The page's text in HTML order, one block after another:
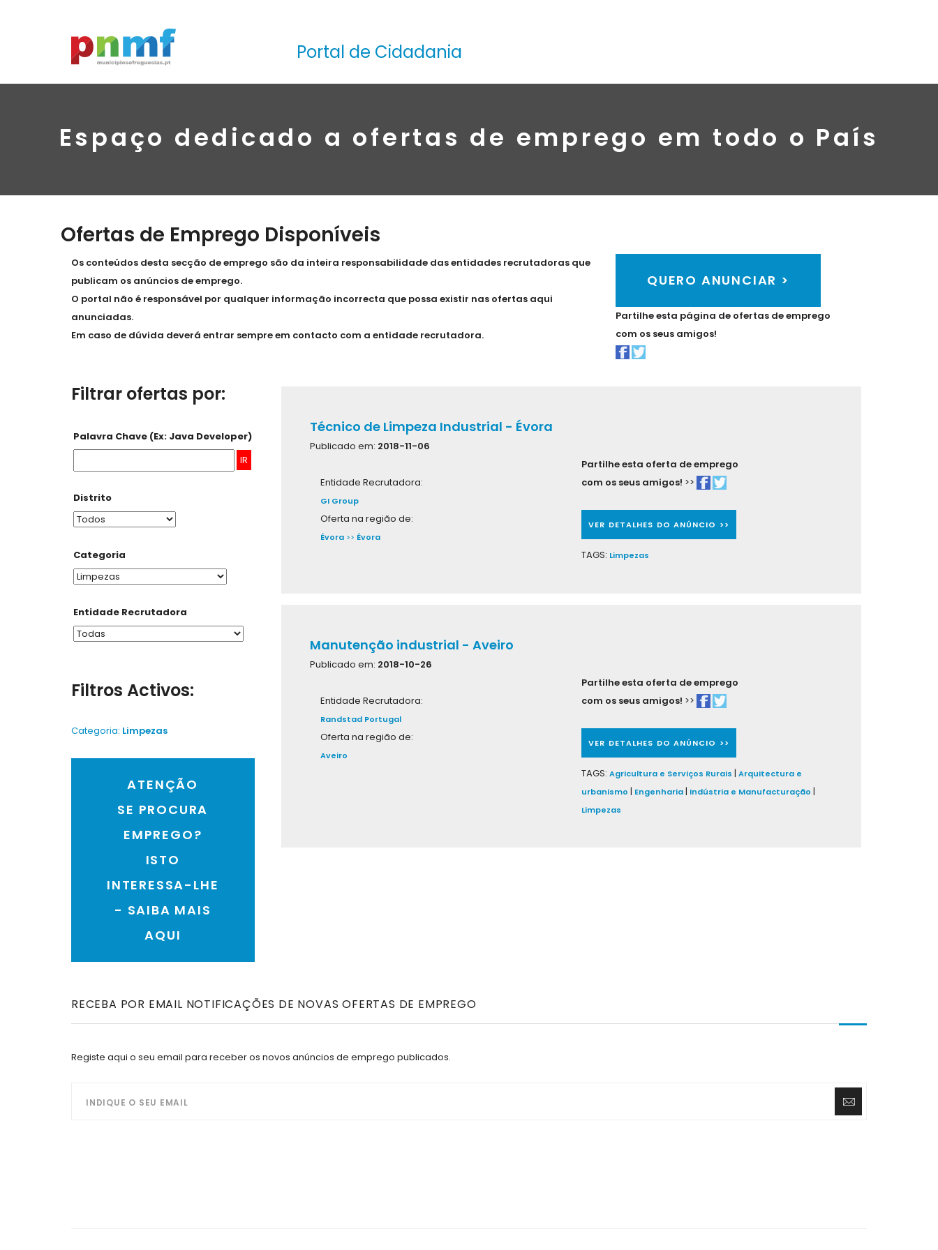
Portal de Cidadania
Espaço dedicado a ofertas de emprego em todo o País
Ofertas de Emprego Disponíveis
Os conteúdos desta secção de emprego são da inteira responsabilidade das entidades recrutadoras que
publicam os anúncios de emprego.
O portal não é responsável por qualquer informação incorrecta que possa existir nas ofertas aqui
anunciadas.
Em caso de dúvida deverá entrar sempre em contacto com a entidade recrutadora.
QUERO ANUNCIAR >
Partilhe esta página de ofertas de emprego
com os seus amigos!
Filtrar ofertas por:
Palavra Chave (Ex: Java Developer)
IR
Distrito
Categoria
Entidade Recrutadora
Filtros Activos:
Categoria: Limpezas
ATENÇÃO
SE PROCURA
EMPREGO?
ISTO
INTERESSA-LHE
- SAIBA MAIS
AQUI
Técnico de Limpeza Industrial - Évora
Publicado em: 2018-11-06
Entidade Recrutadora:
GI Group
Oferta na região de:
Évora >> Évora
Partilhe esta oferta de emprego
com os seus amigos! >>
VER DETALHES DO ANÚNCIO >>
TAGS: Limpezas
Manutenção industrial - Aveiro
Publicado em: 2018-10-26
Entidade Recrutadora:
Randstad Portugal
Oferta na região de:
Aveiro
Partilhe esta oferta de emprego
com os seus amigos! >>
VER DETALHES DO ANÚNCIO >>
TAGS:Agricultura e Serviços Rurais |Arquitectura e
urbanismo | Engenharia| Indústria e Manufacturação |
Limpezas
RECEBA POR EMAIL NOTIFICAÇÕES DE NOVAS OFERTAS DE EMPREGO
Registe aqui o seu email para receber os novos anúncios de emprego publicados.